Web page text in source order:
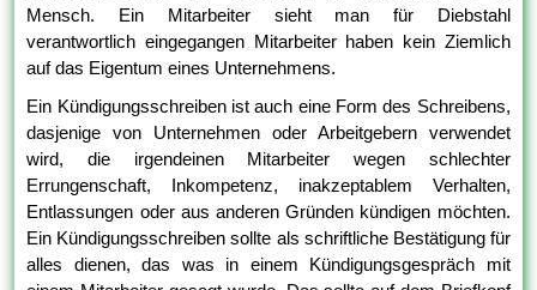
Mensch. Ein Mitarbeiter sieht man für Diebstahl
verantwortlich eingegangen Mitarbeiter haben kein Ziemlich
auf das Eigentum eines Unternehmens.
Ein Kündigungsschreiben ist auch eine Form des Schreibens,
dasjenige von Unternehmen oder Arbeitgebern verwendet
wird, die irgendeinen Mitarbeiter wegen schlechter
Errungenschaft, Inkompetenz, inakzeptablem Verhalten,
Entlassungen oder aus anderen Gründen kündigen möchten.
Ein Kündigungsschreiben sollte als schriftliche Bestätigung für
alles dienen, das was in einem Kündigungsgespräch mit